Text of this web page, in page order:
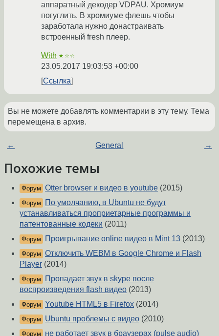
аппаратный декодер VDPAU. Хромиум
погуглить. В хромиуме флешь чтобы
заработала нужно донастраивать
встроенный fresh плеер.
With ★☆☆
23.05.2017 19:03:53 +00:00
Ссылка
Вы не можете добавлять комментарии в эту тему. Тема
перемещена в архив.
← General →
Похожие темы
Форум Otter browser и видео в youtube (2015)
Форум
По умолчанию, в Ubuntu не будут
устанавливаться проприетарные программы и
патентованные кодеки (2011)
Форум Проигрывание online видео в Mint 13 (2013)
Форум Отключить WEBM в Google Chrome и Flash
Player (2014)
Форум
Пропадает звук в skype после
воспроизведения flash видео (2013)
Форум Youtube HTML5 в Firefox (2014)
Форум Ubuntu проблемы с видео (2010)
Форум не работает звук в браузерах (pulse audio)